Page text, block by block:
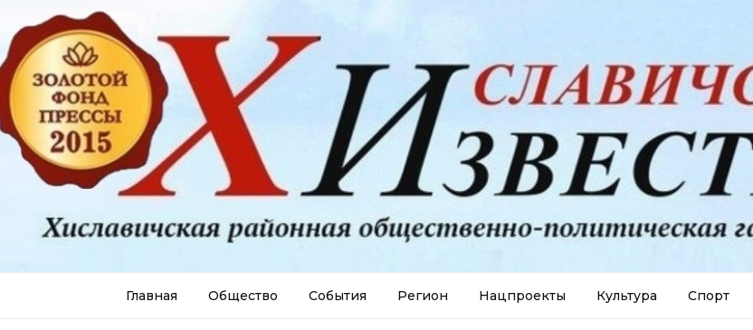
Главная Общество События Регион Нацпроекты Культура Спорт